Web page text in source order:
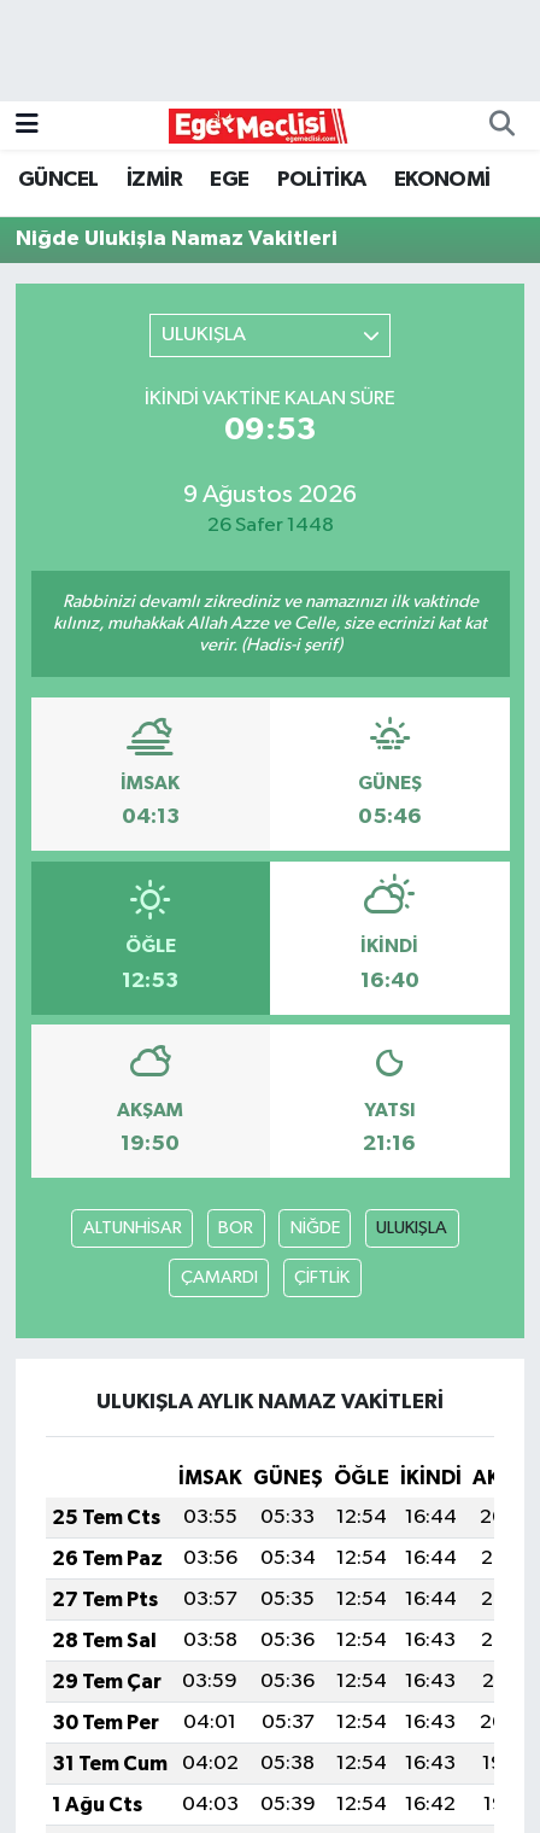
GÜNCEL İZMİR EGE POLİTİKA EKONOMİ
Niğde Ulukişla Namaz Vakitleri
ULUKIŞLA
İKINDI VAKTINE KALAN SÜRE
09:53
9 Ağustos 2026
26 Safer 1448
Rabbinizi devamlı zikrediniz ve namazınızı ilk vaktinde
kılınız, muhakkak Allah Azze ve Celle, size ecrinizi kat kat
verir. (Hadis-i şerif)
İMSAK
04:13
GÜNEŞ
05:46
ÖĞLE
12:53
İKINDI
16:40
AKŞAM
19:50
YATSI
21:16
ALTUNHİSAR BOR NİĞDE ULUKIŞLA
ÇAMARDI ÇİFTLİK
ULUKIŞLA AYLIK NAMAZ VAKITLERI
İMSAK GÜNEŞ ÖĞLE İKINDI
25 Tem Cts
03:55 05:33 12:54 16:44
20:04
26 Tem Paz
03:56 05:34 12:54 16:44
20:03
27 Tem Pts
03:57 05:35 12:54 16:44
20:03
28 Tem Sal
03:58 05:36 12:54 16:43
20:02
29 Tem Çar
03:59 05:36 12:54 16:43
20:01
30 Tem Per
04:01 05:37 12:54 16:43
20:00
31 Tem Cum
04:02 05:38 12:54 16:43
19:59
1 Ağu Cts
04:03 05:39 12:54 16:42
19:58
GÜNCEL
ÖZEL HABER
POLİTİKA